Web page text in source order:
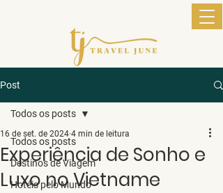
Post
Todos os posts
Destinos de Viagem
Hotéis pelo Mundo
Todos os posts
Experiência de Sonho e
Luxo no Vietname
16 de set. de 2024 4 min de leitura